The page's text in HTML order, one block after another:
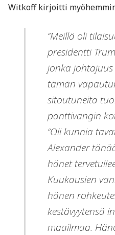
Witkoff kirjoitti
“Meillä oli
presidentti
jonka
tämän
sitoutuneita
panttivangin
“Oli kunnia
Alexander
hänet
Kuukausien
hänen
kestävyytensä
maailmaa.